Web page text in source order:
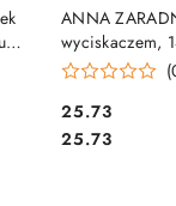
ANNA
wyciskaczem,
kolorów,
Cena:
25.73
Cena:
25.73
DO